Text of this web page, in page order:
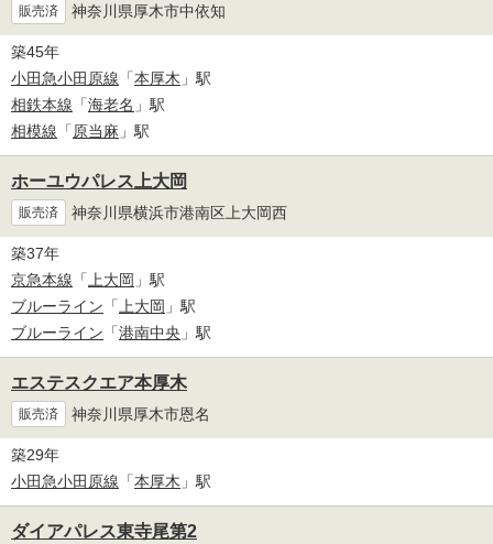
販売済 神奈川県厚木市中依知
築45年
小田急小田原線 「本厚木 」駅
相鉄本線 「海老名 」駅
相模線 「原当麻 」駅
ホーユウパレス上大岡
販売済 神奈川県横浜市港南区上大岡西
築37年
京急本線 「上大岡 」駅
ブルーライン 「上大岡 」駅
ブルーライン 「港南中央 」駅
エステスクエア本厚木
販売済 神奈川県厚木市恩名
築29年
小田急小田原線 「本厚木 」駅
ダイアパレス東寺尾第2